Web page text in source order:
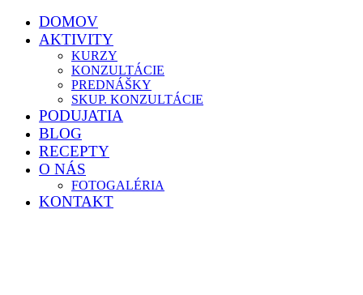
DOMOV
AKTIVITY
KURZY
KONZULTÁCIE
PREDNÁŠKY
SKUP. KONZULTÁCIE
PODUJATIA
BLOG
RECEPTY
O NÁS
FOTOGALÉRIA
KONTAKT